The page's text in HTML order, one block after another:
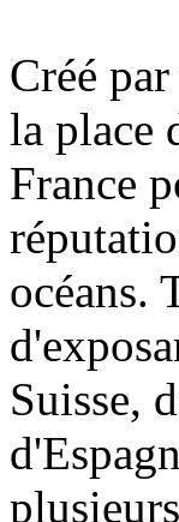
Créé
la place
France
océans.
Suisse,